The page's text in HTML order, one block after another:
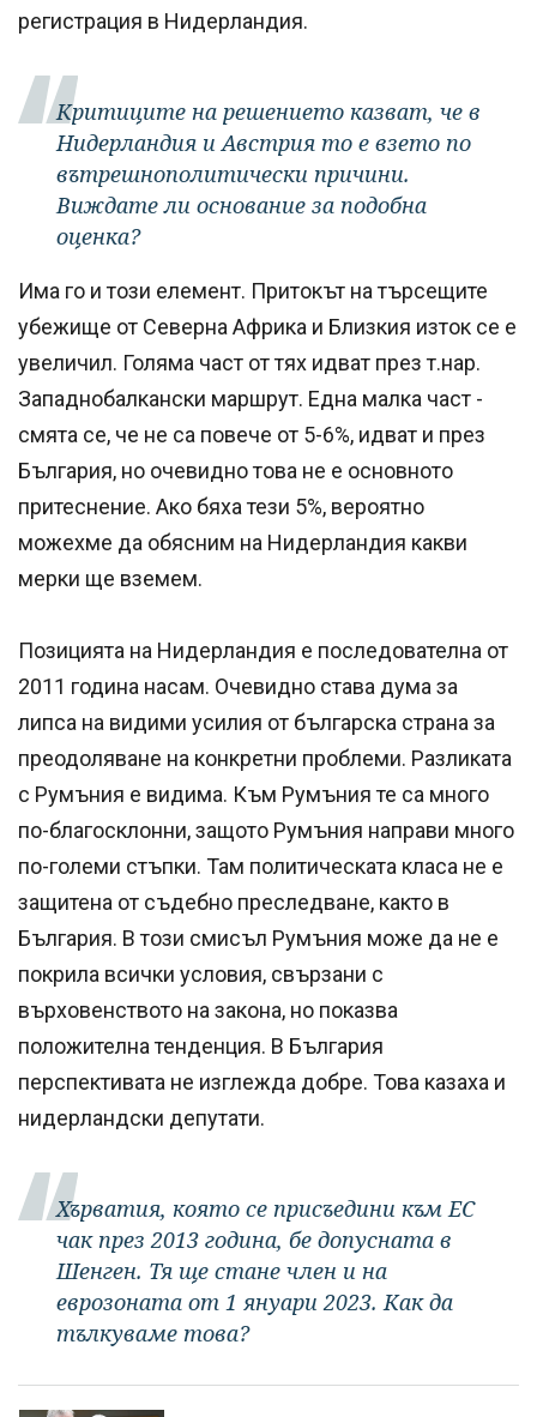
регистрация в Нидерландия.
Критиците на решението казват, че в
Нидерландия и Австрия то е взето по
вътрешнополитически причини.
Виждате ли основание за подобна
оценка?
Има го и този елемент. Притокът на търсещите
убежище от Северна Африка и Близкия изток се е
увеличил. Голяма част от тях идват през т.нар.
Западнобалкански маршрут. Една малка част -
смята се, че не са повече от 5-6%, идват и през
България, но очевидно това не е основното
притеснение. Ако бяха тези 5%, вероятно
можехме да обясним на Нидерландия какви
мерки ще вземем.
Позицията на Нидерландия е последователна от
2011 година насам. Очевидно става дума за
липса на видими усилия от българска страна за
преодоляване на конкретни проблеми. Разликата
с Румъния е видима. Към Румъния те са много
по-благосклонни, защото Румъния направи много
по-големи стъпки. Там политическата класа не е
защитена от съдебно преследване, както в
България. В този смисъл Румъния може да не е
покрила всички условия, свързани с
върховенството на закона, но показва
положителна тенденция. В България
перспективата не изглежда добре. Това казаха и
нидерландски депутати.
Хърватия, която се присъедини към ЕС
чак през 2013 година, бе допусната в
Шенген. Тя ще стане член и на
еврозоната от 1 януари 2023. Как да
тълкуваме това?